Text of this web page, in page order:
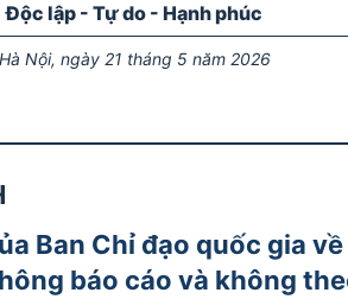
Độc lập - Tự do - Hạnh phúc
Hà Nội, ngày 21 tháng 5 năm 2026
Ban Chỉ đạo quốc gia về
báo cáo và không